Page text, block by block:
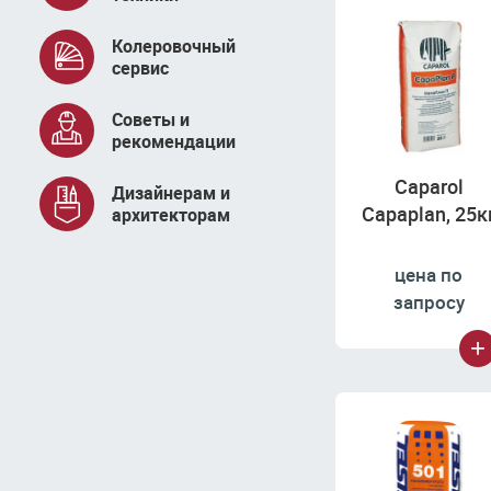
Колеровочный
сервис
Советы и
рекомендации
Дизайнерам и
архитекторам
Caparol
Capaplan,
цена по
запросу